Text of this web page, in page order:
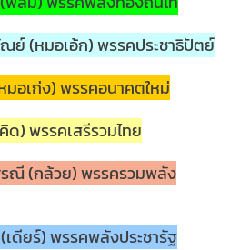
(หมอเอ้ก) พรรคประชาธิปัตย์
มอเก่ง) พรรคอนาคตใหม่
พรรคเสรีรวมไทย
ณี (กล้วย) พรรครวมพลัง
ดียร์) พรรคพลังประชารัฐ